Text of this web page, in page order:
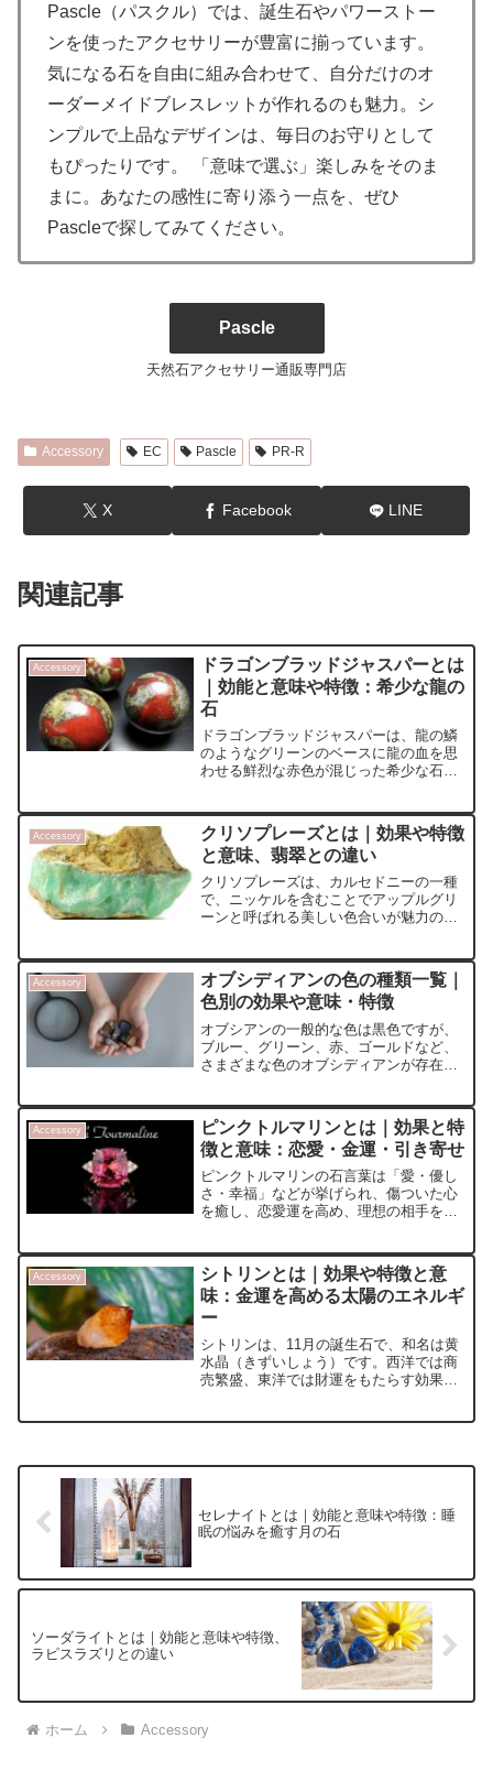
Pascle（パスクル）では、誕生石やパワーストー
ンを使ったアクセサリーが豊富に揃っています。
気になる石を自由に組み合わせて、自分だけのオ
ーダーメイドブレスレットが作れるのも魅力。シ
ンプルで上品なデザインは、毎日のお守りとして
もぴったりです。 「意味で選ぶ」楽しみをそのま
まに。あなたの感性に寄り添う一点を、ぜひ
Pascleで探してみてください。
Pascle
天然石アクセサリー通販専門店
Accessory EC Pascle PR-R
X Facebook LINE
関連記事
Accessory
ドラゴンブラッドジャスパーとは
｜効能と意味や特徴：希少な龍の
石
ドラゴンブラッドジャスパーは、龍の鱗
のようなグリーンのベースに龍の血を思
わせる鮮烈な赤色が混じった希少な石で
らしてくれます。効果や意味、選び方や
浄化方法なども解説します。
Accessory
クリソプレーズとは｜効果や特徴
と意味、翡翠との違い
クリソプレーズは、カルセドニーの一種
で、ニッケルを含むことでアップルグリ
ーンと呼ばれる美しい色合いが魅力の宝
いスピリチュアル効果や意味、翡翠との
違いなどの解説をします。
Accessory
オブシディアンの色の種類一覧｜
色別の効果や意味・特徴
オブシアンの一般的な色は黒色ですが、
ブルー、グリーン、赤、ゴールドなど、
さまざまな色のオブシディアンが存在し
も少しずつ異なります。
Accessory
ピンクトルマリンとは｜効果と特
徴と意味：恋愛・金運・引き寄せ
ピンクトルマリンの石言葉は「愛・優し
さ・幸福」などが挙げられ、傷ついた心
を癒し、恋愛運を高め、理想の相手を引
意味、相性の悪い石・良い石なども解説
します。
Accessory
シトリンとは｜効果や特徴と意
味：金運を高める太陽のエネルギ
ー
シトリンは、11月の誕生石で、和名は黄
水晶（きずいしょう）です。西洋では商
売繁盛、東洋では財運をもたらす効果が
セレナイトとは｜効能と意味や特徴：睡
眠の悩みを癒す月の石
ソーダライトとは｜効能と意味や特徴、
ラピスラズリとの違い
ホーム Accessory